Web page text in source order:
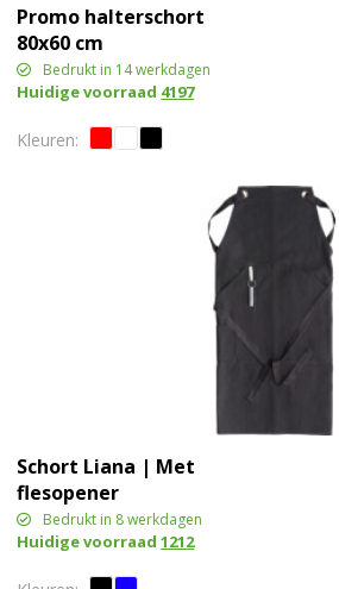
Promo halterschort
80x60 cm
Bedrukt in 14 werkdagen
Huidige voorraad 4197
Schort Liana | Met
flesopener
Bedrukt in 8 werkdagen
Huidige voorraad1212